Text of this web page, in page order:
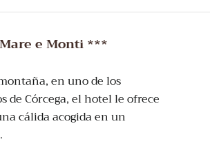
e Monti ***
en uno de los
de Córcega, el hotel le ofrece
cálida acogida en un